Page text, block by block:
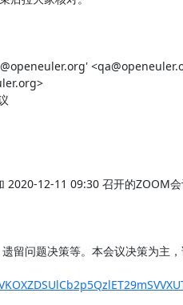
12-11 09:30 召开的ZOOM会
留问题决策等。本会议决策为主